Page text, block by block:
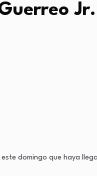
este domingo que haya